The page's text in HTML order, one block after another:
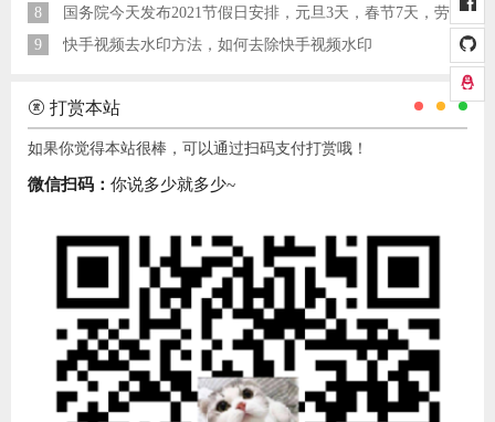
8
国务院今天发布2021节假日安排，元旦3天，春节7天，劳动节5天
9
快手视频去水印方法，如何去除快手视频水印
打赏本站
如果你觉得本站很棒，可以通过扫码支付打赏哦！
微信扫码： 你说多少就多少~